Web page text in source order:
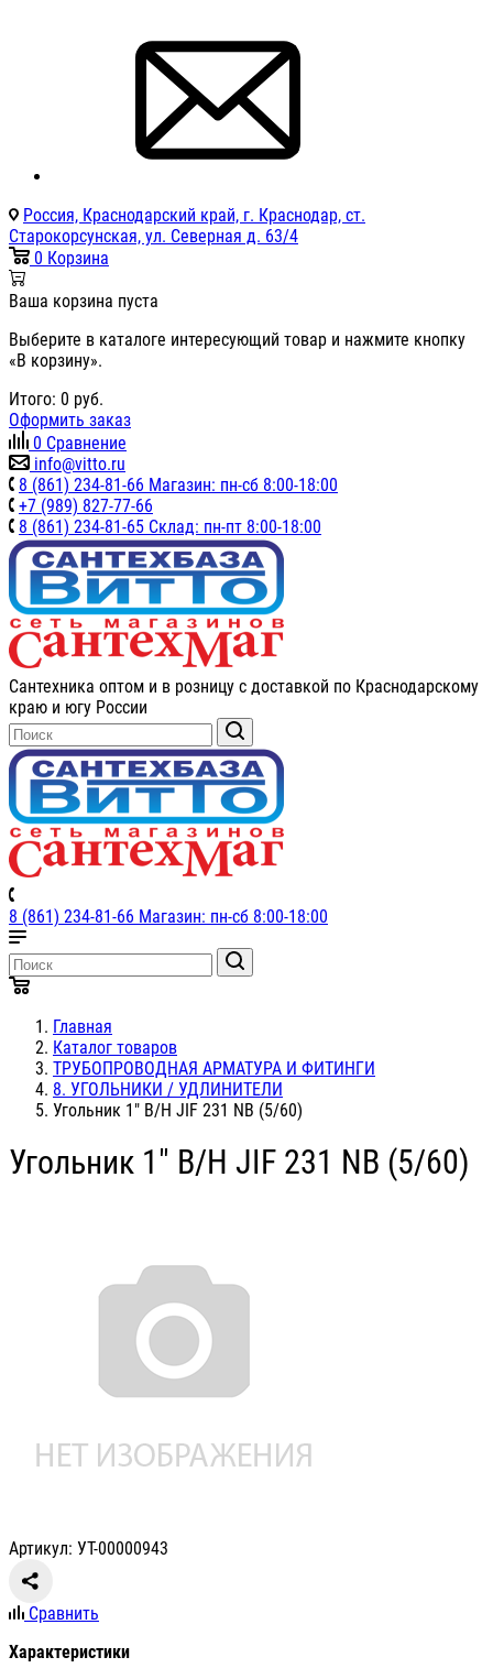
Россия, Краснодарский край, г. Краснодар, ст.
Старокорсунская, ул. Северная д. 63/4
0 Корзина
Ваша корзина пуста
Выберите в каталоге интересующий товар и нажмите кнопку
«В корзину».
Итого: 0 руб.
Оформить заказ
0 Сравнение
info@vitto.ru
8 (861) 234-81-66 Магазин: пн-сб 8:00-18:00
+7 (989) 827-77-66
8 (861) 234-81-65 Склад: пн-пт 8:00-18:00
Сантехника оптом и в розницу с доставкой по Краснодарскому
краю и югу России
8 (861) 234-81-66 Магазин: пн-сб 8:00-18:00
Главная
Каталог товаров
ТРУБОПРОВОДНАЯ АРМАТУРА И ФИТИНГИ
8. УГОЛЬНИКИ / УДЛИНИТЕЛИ
Угольник 1" В/Н JIF 231 NB (5/60)
Угольник 1" В/Н JIF 231 NB (5/60)
Артикул: УТ-00000943
Сравнить
Характеристики